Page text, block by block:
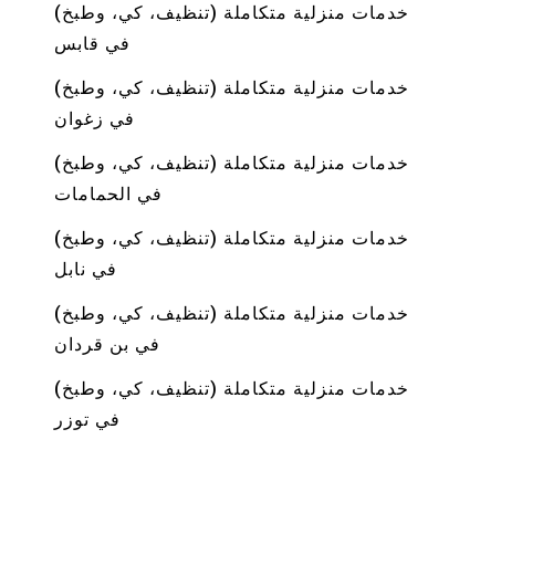
خدمات منزلية متكاملة (تنظيف، كي، وطبخ)
في قابس
خدمات منزلية متكاملة (تنظيف، كي، وطبخ)
في زغوان
خدمات منزلية متكاملة (تنظيف، كي، وطبخ)
في الحمامات
خدمات منزلية متكاملة (تنظيف، كي، وطبخ)
في نابل
خدمات منزلية متكاملة (تنظيف، كي، وطبخ)
في بن قردان
خدمات منزلية متكاملة (تنظيف، كي، وطبخ)
في توزر